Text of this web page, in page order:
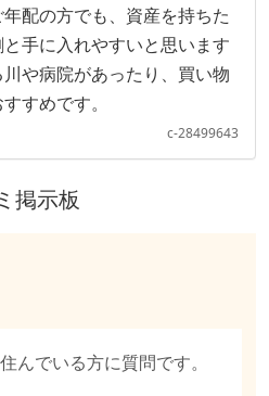
配の方でも、資産を持ちた
手に入れやすいと思います
や病院があったり、買い物
すめです。
c-28499643
掲示板
んでいる方に質問です。